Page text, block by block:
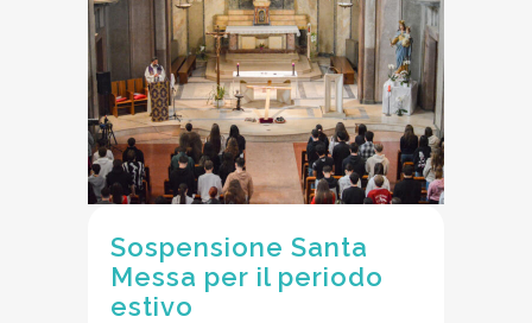
Sospensione Santa
Messa per il periodo
estivo